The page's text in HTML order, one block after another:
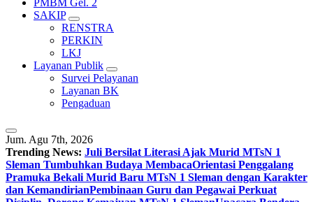
PMBM Gel. 2
SAKIP
RENSTRA
PERKIN
LKJ
Layanan Publik
Survei Pelayanan
Layanan BK
Pengaduan
Jum. Agu 7th, 2026
Trending News: Juli Bersilat Literasi Ajak Murid MTsN 1
Sleman Tumbuhkan Budaya MembacaOrientasi Penggalang
Pramuka Bekali Murid Baru MTsN 1 Sleman dengan Karakter
dan KemandirianPembinaan Guru dan Pegawai Perkuat